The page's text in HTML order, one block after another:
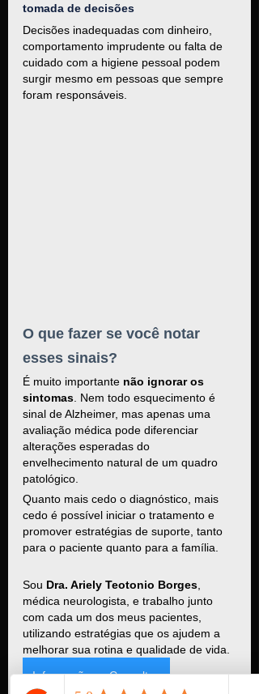
tomada de decisões
Decisões inadequadas com dinheiro,
comportamento imprudente ou falta de
cuidado com a higiene pessoal podem
surgir mesmo em pessoas que sempre
foram responsáveis.
O que fazer se você notar
esses sinais?
É muito importante não ignorar os
sintomas . Nem todo esquecimento é
sinal de Alzheimer, mas apenas uma
avaliação médica pode diferenciar
alterações esperadas do
envelhecimento natural de um quadro
patológico.
Quanto mais cedo o diagnóstico, mais
cedo é possível iniciar o tratamento e
promover estratégias de suporte, tanto
para o paciente quanto para a família.
Sou Dra. Ariely Teotonio Borges
médica neurologista, e trabalho junto
com cada um dos meus pacientes,
utilizando estratégias que os ajudem a
melhorar sua rotina e qualidade de vida.
Informações e Consultas